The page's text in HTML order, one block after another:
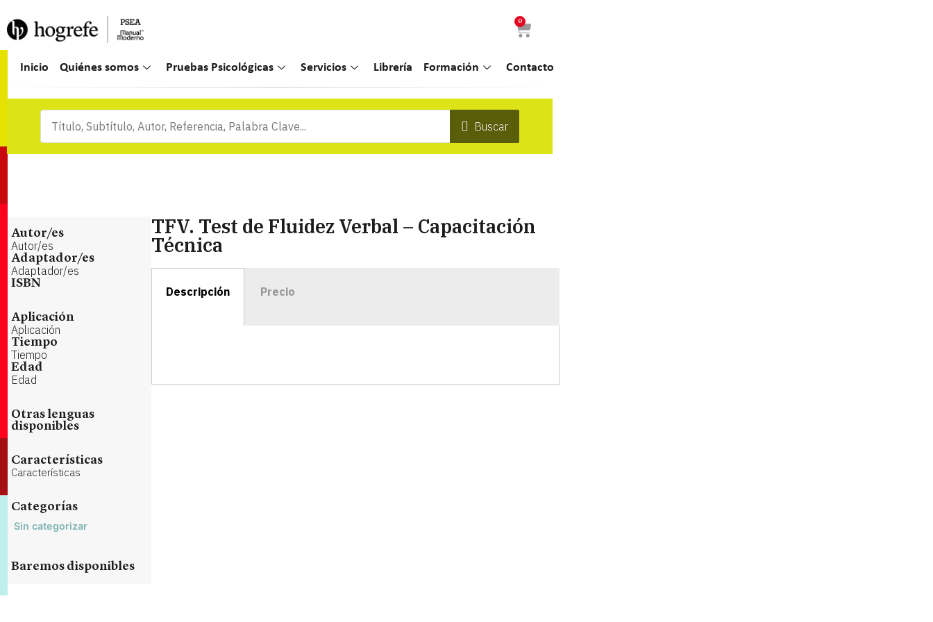
0
Inicio Quiénes somos Pruebas Psicológicas Servicios Librería Formación Contacto
Buscar
Autor/es
Autor/es
Adaptador/es
Adaptador/es
ISBN
Aplicación
Aplicación
Tiempo
Tiempo
Edad
Edad
Otras lenguas
disponibles
Características
Características
Categorías
Sin categorizar
Baremos disponibles
TFV. Test de Fluidez Verbal – Capacitación
Técnica
Descripción Precio